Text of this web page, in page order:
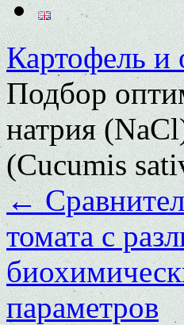
Картофель
Подбор
натрия
(Cucumis
←
томата с
параметров